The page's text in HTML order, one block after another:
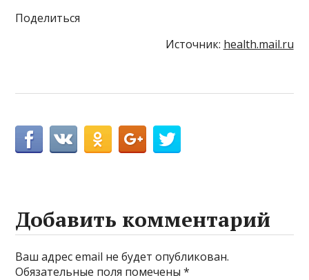
Поделиться
Источник: health.mail.ru
Добавить комментарий
Ваш адрес email не будет опубликован.
Обязательные поля помечены*